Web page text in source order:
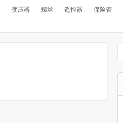
变压器 螺丝 遥控器 保险管